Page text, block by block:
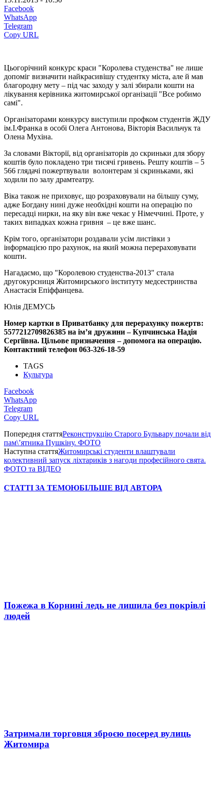
Facebook
WhatsApp
Telegram
Copy URL
Цьогорічний конкурс краси "Королева студенства" не лише
допоміг визначити найкрасивішу студентку міста, але й мав
благородну мету – під час заходу у залі збирали кошти на
лікування керівника житомирської організації "Все робимо
самі".
Організаторами конкурсу виступили профком студентів ЖДУ
ім.І.Франка в особі Олега Антонова, Вікторія Васильчук та
Олена Мухіна.
За словами Вікторії, від організаторів до скриньки для збору
коштів було покладено три тисячі гривень. Решту коштів – 5
566 глядачі пожертвували волонтерам зі скриньками, які
ходили по залу драмтеатру.
Віка також не приховує, що розраховували на більшу суму,
адже Богдану нині дуже необхідні кошти на операцію по
пересадці нирки, на яку він вже чекає у Німеччині. Проте, у
таких випадках кожна гривня – це вже шанс.
Крім того, організатори роздавали усім листівки з
інформацією про рахунок, на який можна перераховувати
кошти.
Нагадаємо, що "Королевою студенства-2013" стала
другокурсниця Житомирського інституту медсестринства
Анастасія Епіффанцева.
Юлія ДЕМУСЬ
Номер картки в Приватбанку для перерахунку пожертв:
5577212709826385 на ім’я дружини – Купчинська Надія
Сергіївна. Цільове призначення – допомога на операцію.
Контактний телефон 063-326-18-59
TAGS
Культура
Facebook
WhatsApp
Telegram
Copy URL
Попередня статтяРеконструкцію Старого Бульвару почали від
пам\’ятника Пушкіну. ФОТО
Наступна статтяЖитомирські студенти влаштували
колективний запуск ліхтариків з нагоди професійного свята.
ФОТО та ВІДЕО
СТАТТІ ЗА ТЕМОЮБІЛЬШЕ ВІД АВТОРА
Пожежа в Корнині ледь не лишила без покрівлі
людей
Затримали торговця зброєю посеред вулиць
Житомира